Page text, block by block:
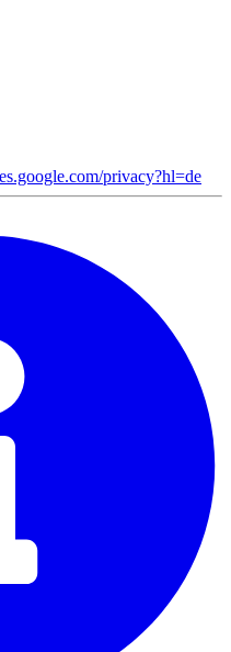
privacy?hl=de